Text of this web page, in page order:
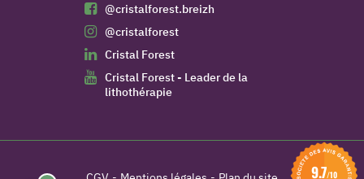
@cristalforest.breizh
@cristalforest
Cristal Forest
Cristal Forest - Leader de la
lithothérapie
9.7/10